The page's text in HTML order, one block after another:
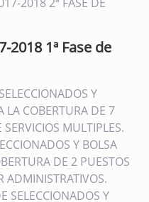
2018 1ª Fase de
Y
LA COBERTURA DE 7
MULTIPLES.
Y BOLSA
DE 2 PUESTOS
ADMINISTRATIVOS.
SELECCIONADOS Y